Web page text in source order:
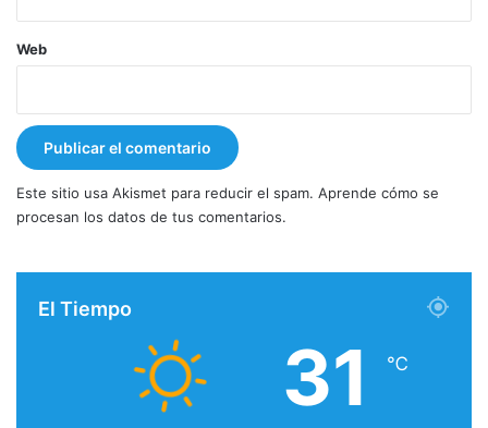
Web
Este sitio usa Akismet para reducir el spam. Aprende cómo se
procesan los datos de tus comentarios.
El Tiempo
31 ℃